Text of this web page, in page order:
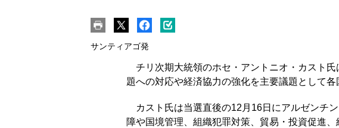
サンティアゴ発
チリ次期大統領のホセ・アントニオ・カスト
題への対応や経済協力の強化を主要議題として各
カスト氏は当選直後の12月16日にアルゼンチ
障や国境管理、組織犯罪対策、貿易・投資促進